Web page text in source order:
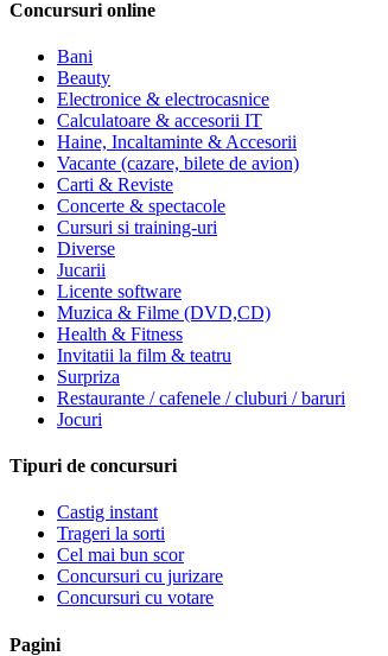
Concursuri online
Bani
Beauty
Electronice & electrocasnice
Calculatoare & accesorii IT
Haine, Incaltaminte & Accesorii
Vacante (cazare, bilete de avion)
Carti & Reviste
Concerte & spectacole
Cursuri si training-uri
Diverse
Jucarii
Licente software
Muzica & Filme (DVD,CD)
Health & Fitness
Invitatii la film & teatru
Surpriza
Restaurante / cafenele / cluburi / baruri
Jocuri
Tipuri de concursuri
Castig instant
Trageri la sorti
Cel mai bun scor
Concursuri cu jurizare
Concursuri cu votare
Pagini